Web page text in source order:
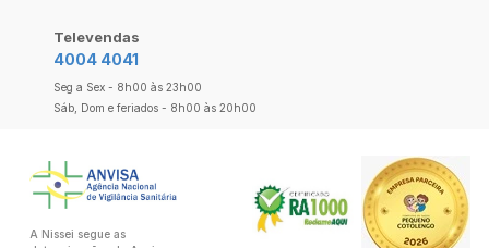
Televendas
4004 4041
Seg a Sex - 8h00 às 23h00
Sáb, Dom e feriados - 8h00 às 20h00
A Nissei segue as